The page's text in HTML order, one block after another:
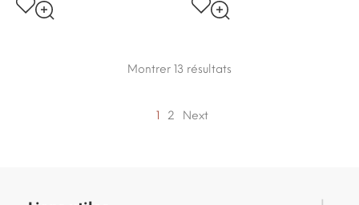
Montrer 13 résultats
1 2 Next